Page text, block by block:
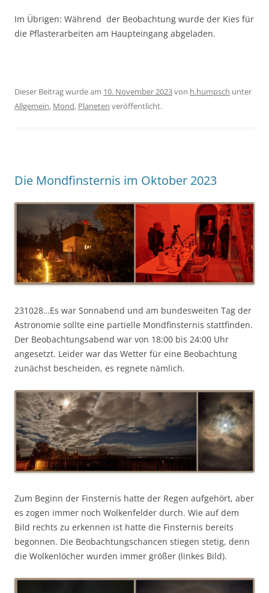
Im Übrigen: Während der Beobachtung wurde der Kies für
die Pflasterarbeiten am Haupteingang abgeladen.
Dieser Beitrag wurde am 10. November 2023von h.humpsch unter
Allgemein, Mond, Planeten veröffentlicht.
Die Mondfinsternis im Oktober 2023
231028…Es war Sonnabend und am bundesweiten Tag der
Astronomie sollte eine partielle Mondfinsternis stattfinden.
Der Beobachtungsabend war von 18:00 bis 24:00 Uhr
angesetzt. Leider war das Wetter für eine Beobachtung
zunächst bescheiden, es regnete nämlich.
Zum Beginn der Finsternis hatte der Regen aufgehört, aber
es zogen immer noch Wolkenfelder durch. Wie auf dem
Bild rechts zu erkennen ist hatte die Finsternis bereits
begonnen. Die Beobachtungschancen stiegen stetig, denn
die Wolkenlöcher wurden immer größer (linkes Bild).